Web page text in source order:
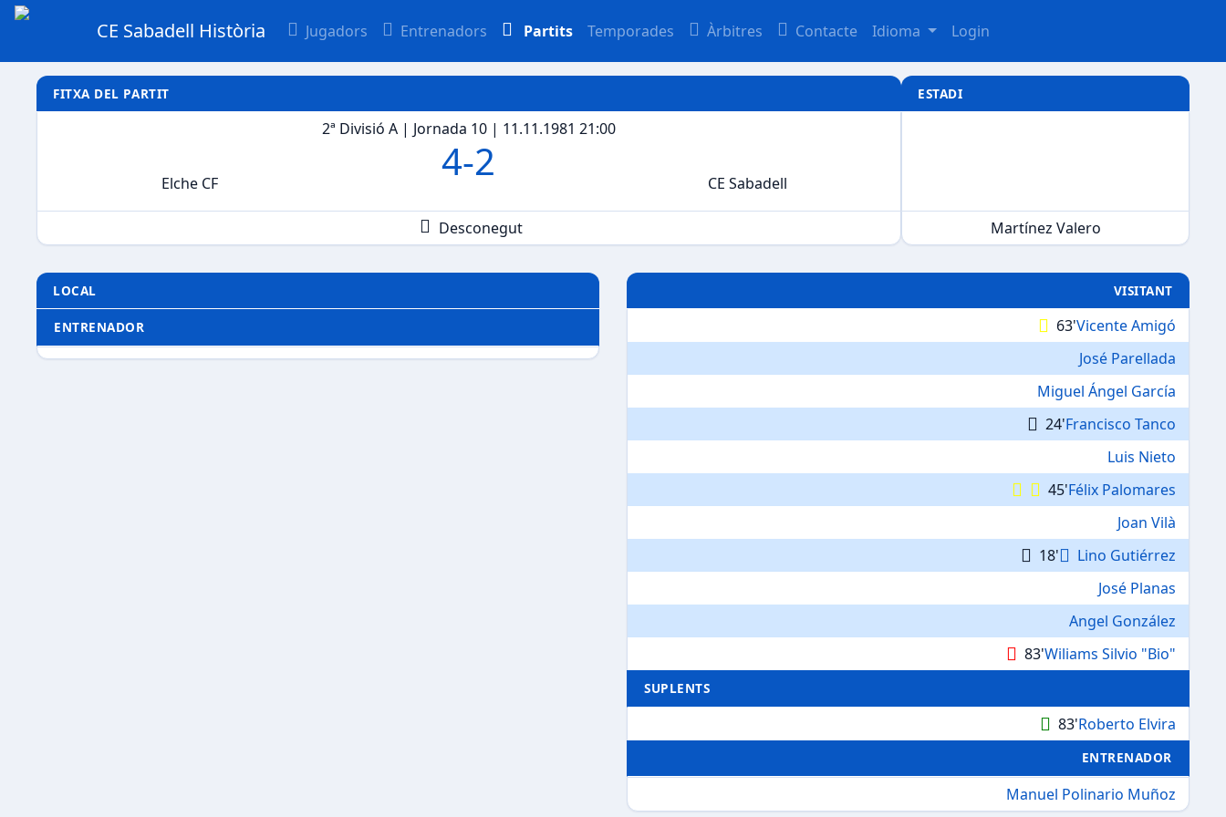
CE Sabadell Història Jugadors Entrenadors Partits Temporades Àrbitres Contacte Idioma Login
FITXA DEL PARTIT
2ª Divisió A | Jornada 10 | 11.11.1981 21:00
Elche CF 4-2 CE Sabadell
Desconegut
ESTADI
Martínez Valero
LOCAL
ENTRENADOR
VISITANT
63'Vicente Amigó
José Parellada
Miguel Ángel García
24'Francisco Tanco
Luis Nieto
45'Félix Palomares
Joan Vilà
18'
Lino Gutiérrez
José Planas
Angel González
83'Wiliams Silvio "Bio"
SUPLENTS
83'Roberto Elvira
ENTRENADOR
Manuel Polinario Muñoz